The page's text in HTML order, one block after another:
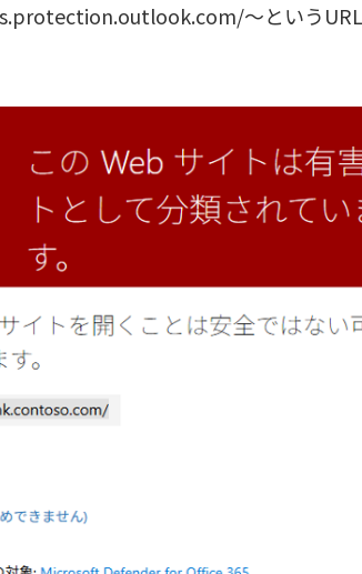
～というURL